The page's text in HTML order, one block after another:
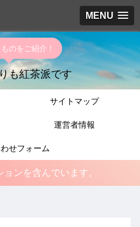
MENU
のをご紹介！
も紅茶派です
サイトマップ
運営者情報
せフォーム
ンを含んでいます。